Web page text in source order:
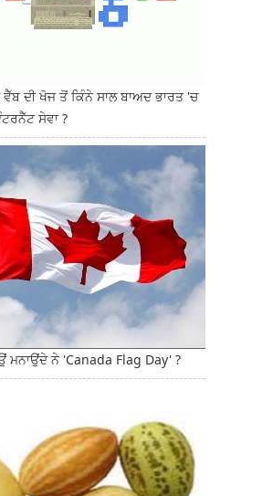
ਦੀ ਖੋਜ ਤੋਂ ਕਿੰਨੇ ਸਾਲ ਬਾਅਦ ਭਾਰਤ 'ਚ
ਸੇਵਾ ?
ਮਨਾਉਂਦੇ ਨੇ 'Canada Flag Day' ?